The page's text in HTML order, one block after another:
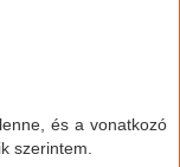
és a vonatkozó
szerintem.